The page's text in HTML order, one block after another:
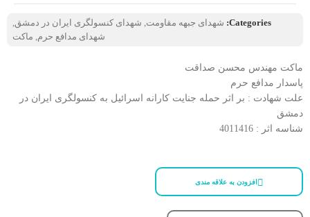
Categories: شهدای جبهه مقاومت, شهدای کنسولگری ایران در دمشق,
شهدای مدافع حرم, ماکت
ماکت مهندس محسن صداقت
پاسدار مدافع حرم
علت شهادت : بر اثر حمله جنایت کارانه اسرائیل به کنسولگری ایران در
دمشق
شناسه اثر : 4011416
افزودن به علاقه مندی